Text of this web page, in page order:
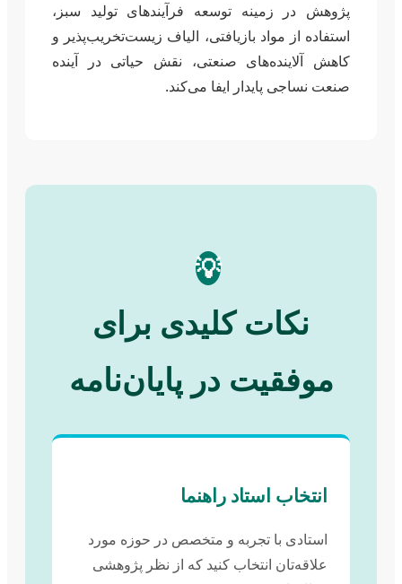
پژوهش در زمینه توسعه فرآیندهای تولید سبز،
استفاده از مواد بازیافتی، الیاف زیست‌تخریب‌پذیر و
کاهش آلاینده‌های صنعتی، نقش حیاتی در آینده
صنعت نساجی پایدار ایفا می‌کند.
💡
نکات کلیدی برای
موفقیت در پایان‌نامه
انتخاب استاد راهنما
استادی با تجربه و متخصص در حوزه مورد
علاقه‌تان انتخاب کنید که از نظر پژوهشی